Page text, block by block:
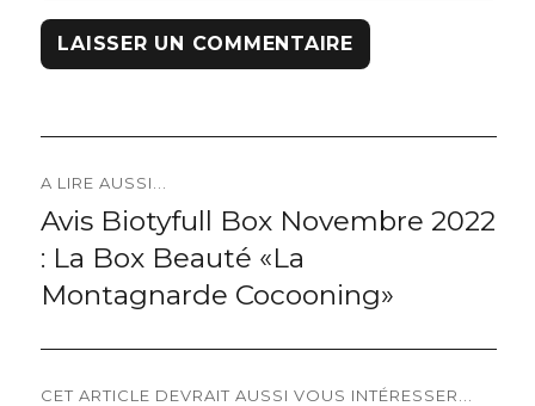
Navigation
de
l’article
A LIRE AUSSI...
Previous
post:
Avis Biotyfull Box Novembre 2022
: La Box Beauté «La
Montagnarde Cocooning»
CET ARTICLE DEVRAIT AUSSI VOUS INTÉRESSER...